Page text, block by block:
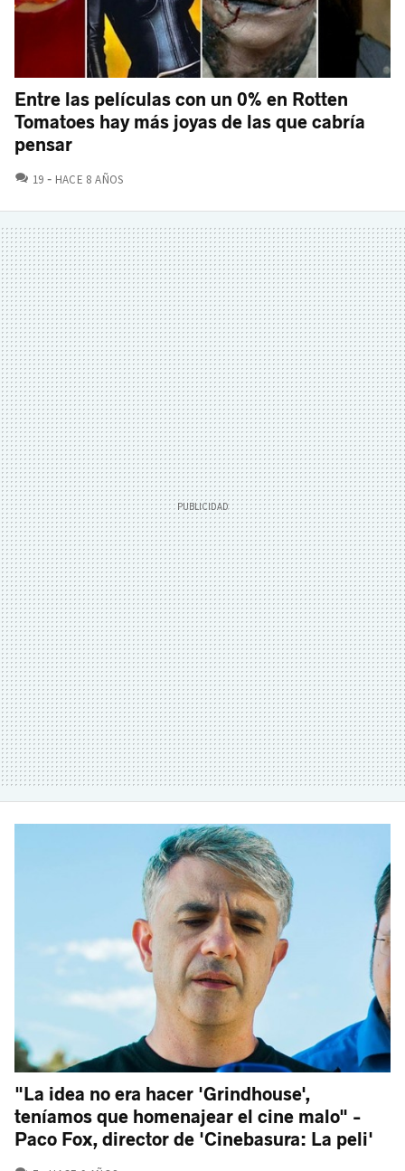
Entre las películas con un 0% en Rotten
Tomatoes hay más joyas de las que cabría
pensar
19 COMENTARIOS
HACE 8 AÑOS
"La idea no era hacer 'Grindhouse',
teníamos que homenajear el cine malo" -
Paco Fox, director de 'Cinebasura: La peli'